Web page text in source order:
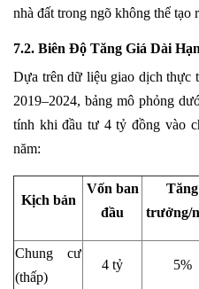
nhà đất trong ngõ không thể tạo
7.2. Biên Độ Tăng Giá Dài Hạn
Dựa trên dữ liệu giao dịch thực
2019–2024, bảng mô phỏng
tính khi đầu tư 4 tỷ đồng vào
năm:
Kịch bản
Vốn ban
đầu
Tăng
trưởng/
Chung cư
(thấp)
4 tỷ 5%